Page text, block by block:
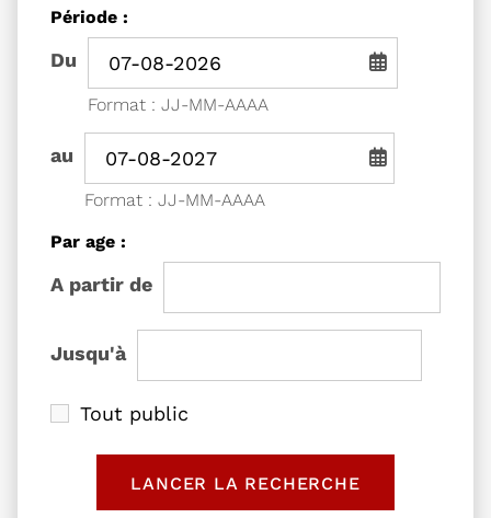
Filtrer les événements par
Période :
Du Période de recherche - Date de début
Format : JJ-MM-AAAA
au Période de recherche - Date de fin
Format : JJ-MM-AAAA
Filtrer les événements
Par age :
A partir del'âge de
Jusqu'àl'âge de
Tout public
LANCER LA RECHERCHE
DES ÉVÉNEMENTS